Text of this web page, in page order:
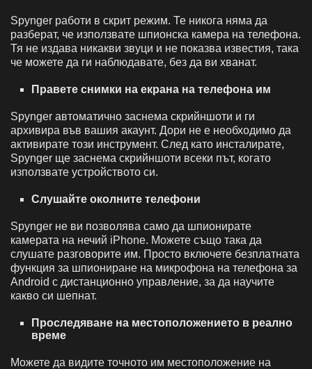
Spynger работи в скрит режим. Те никога няма да
разберат, че използвате шпионска камера на телефона.
Тя не издава никакви звуци и не показва известия, така
че можете да ги наблюдавате, без да ви хванат.
Правете снимки на екрана на телефона им
Spynger автоматично заснема скрийншоти и ги
архивира във вашия акаунт. Дори не е необходимо да
активирате този инструмент. След като инсталирате,
Spynger ще заснема скрийншоти всеки път, когато
използвате устройството си.
Слушайте околните телефони
Spynger не ви позволява само да шпионирате
камерата на нечий iPhone. Можете също така да
слушате разговорите им. Просто включете безплатната
функция за шпиониране на микрофона на телефона за
Android с дистанционно управление, за да научите
какво си шепнат.
Проследяване на местоположението в реално
време
Можете да видите точното им местоположение на